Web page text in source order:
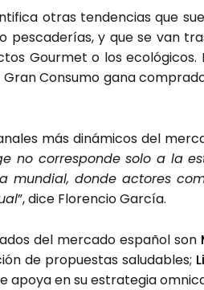
otras ten­den­cias que
pes­ca­de­rías, y que se van
Gour­met o los
Con­su­mo gana
más diná­mi­cos del
no corres­pon­de solo a la
mun­dial, don­de acto­res
”, dice Flo­ren­cio Gar­cía.
del mer­ca­do espa­ñol son
de pro­pues­tas salu­da­bles;
apo­ya en su estra­te­gia